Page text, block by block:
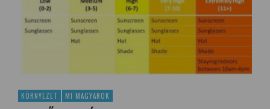
KÖRNYEZET MI MAGYAROK